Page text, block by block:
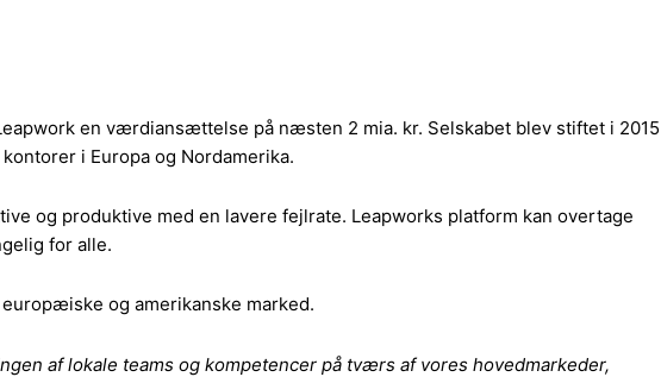
en værdiansættelse på næsten 2 mia. kr. Selskabet blev stiftet i 2015
i Europa og Nordamerika.
og produktive med en lavere fejlrate. Leapworks platform kan overtage
for alle.
og amerikanske marked.
af lokale teams og kompetencer på tværs af vores hovedmarkeder,